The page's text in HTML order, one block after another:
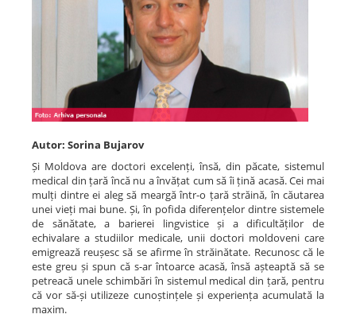
Autor: Sorina Bujarov
Și Moldova are doctori excelenți, însă, din păcate, sistemul
medical din țară încă nu a învățat cum să îi țină acasă. Cei mai
mulți dintre ei aleg să meargă într-o țară străină, în căutarea
unei vieți mai bune. Și, în pofida diferențelor dintre sistemele
de sănătate, a barierei lingvistice și a dificultăților de
echivalare a studiilor medicale, unii doctori moldoveni care
emigrează reușesc să se afirme în străinătate. Recunosc că le
este greu și spun că s-ar întoarce acasă, însă așteaptă să se
petreacă unele schimbări în sistemul medical din țară, pentru
că vor să-și utilizeze cunoștințele și experiența acumulată la
maxim.